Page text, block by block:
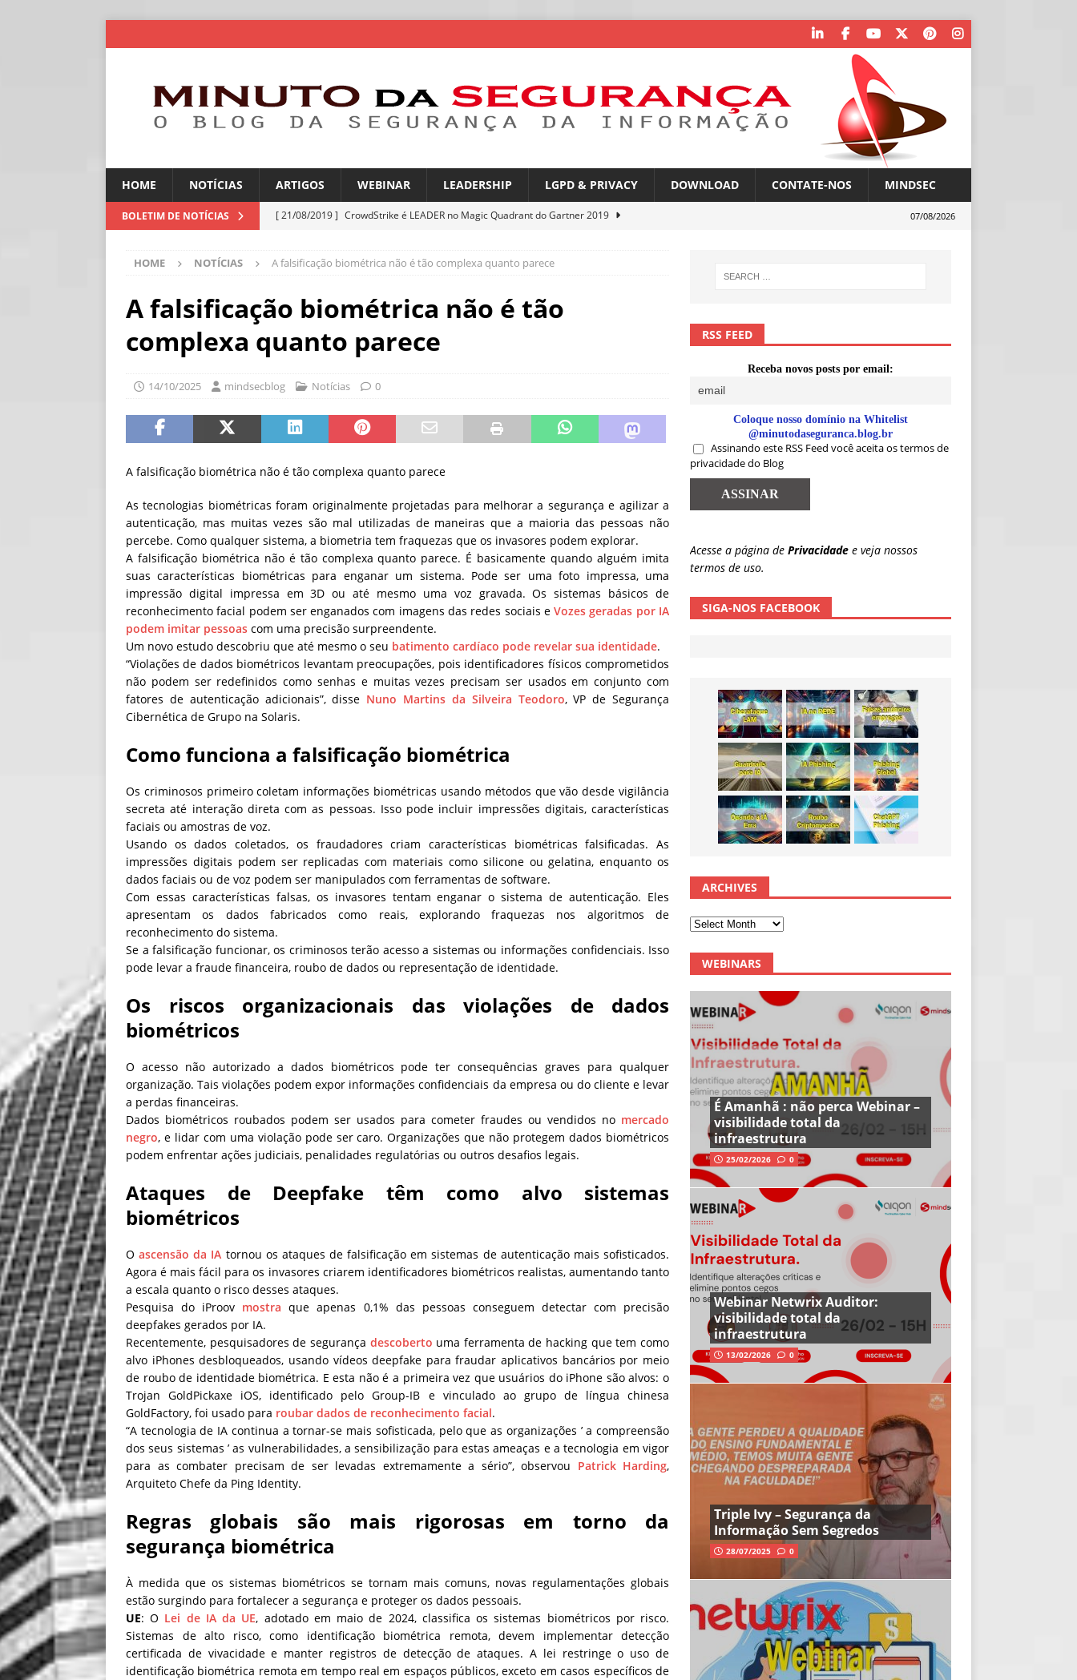
HOME NOTÍCIAS ARTIGOS WEBINAR LEADERSHIP LGPD & PRIVACY DOWNLOAD CONTATE-NOS MINDSEC
BOLETIM DE NOTÍCIAS [ 21/08/2019 ] CrowdStrike é LEADER no Magic Quadrant do Gartner 2019
[ 06/08/2026 ] América Latina é a segunda região mais exposta a ciberameaças
industriais
NOTÍCIAS
NOTÍCIAS
[ 06/08/2026 ]
[ 06/08/2026 ]
Sem guardrails, a autonomia da IA se torna um risco
NOTÍCIAS
07/08/2026
HOME NOTÍCIAS A falsificação biométrica não é tão complexa quanto parece
A falsificação biométrica não é tão
complexa quanto parece
14/10/2025 mindsecblog Notícias 0
A falsificação biométrica não é tão complexa quanto parece
As tecnologias biométricas foram originalmente projetadas para melhorar a segurança e agilizar a
autenticação, mas muitas vezes são mal utilizadas de maneiras que a maioria das pessoas não
percebe. Como qualquer sistema, a biometria tem fraquezas que os invasores podem explorar.
A falsificação biométrica não é tão complexa quanto parece. É basicamente quando alguém imita
suas características biométricas para enganar um sistema. Pode ser uma foto impressa, uma
impressão digital impressa em 3D ou até mesmo uma voz gravada. Os sistemas básicos de
reconhecimento facial podem ser enganados com imagens das redes sociais eVozes geradas por IA
podem imitar pessoas com uma precisão surpreendente.
Um novo estudo descobriu que até mesmo o seu batimento cardíaco pode revelar sua identidade.
“Violações de dados biométricos levantam preocupações, pois identificadores físicos comprometidos
não podem ser redefinidos como senhas e muitas vezes precisam ser usados em conjunto com
fatores de autenticação adicionais”, disse Nuno Martins da Silveira Teodoro, VP de Segurança
Cibernética de Grupo na Solaris.
Como funciona a falsificação biométrica
Os criminosos primeiro coletam informações biométricas usando métodos que vão desde vigilância
secreta até interação direta com as pessoas. Isso pode incluir impressões digitais, características
faciais ou amostras de voz.
Usando os dados coletados, os fraudadores criam características biométricas falsificadas. As
impressões digitais podem ser replicadas com materiais como silicone ou gelatina, enquanto os
dados faciais ou de voz podem ser manipulados com ferramentas de software.
Com essas características falsas, os invasores tentam enganar o sistema de autenticação. Eles
apresentam os dados fabricados como reais, explorando fraquezas nos algoritmos de
reconhecimento do sistema.
Se a falsificação funcionar, os criminosos terão acesso a sistemas ou informações confidenciais. Isso
pode levar a fraude financeira, roubo de dados ou representação de identidade.
Os riscos organizacionais das violações de dados
biométricos
O acesso não autorizado a dados biométricos pode ter consequências graves para qualquer
organização. Tais violações podem expor informações confidenciais da empresa ou do cliente e levar
a perdas financeiras.
Dados biométricos roubados podem ser usados para cometer fraudes ou vendidos no mercado
negro, e lidar com uma violação pode ser caro. Organizações que não protegem dados biométricos
podem enfrentar ações judiciais, penalidades regulatórias ou outros desafios legais.
Ataques de Deepfake têm como alvo sistemas
biométricos
Oascensão da IA tornou os ataques de falsificação em sistemas de autenticação mais sofisticados.
Agora é mais fácil para os invasores criarem identificadores biométricos realistas, aumentando tanto
a escala quanto o risco desses ataques.
Pesquisa do iProov mostra que apenas 0,1% das pessoas conseguem detectar com precisão
deepfakes gerados por IA.
Recentemente, pesquisadores de segurança descoberto uma ferramenta de hacking que tem como
alvo iPhones desbloqueados, usando vídeos deepfake para fraudar aplicativos bancários por meio
de roubo de identidade biométrica. E esta não é a primeira vez que usuários do iPhone são alvos: o
Trojan GoldPickaxe iOS, identificado pelo Group-IB e vinculado ao grupo de língua chinesa
GoldFactory, foi usado para roubar dados de reconhecimento facial.
“A tecnologia de IA continua a tornar-se mais sofisticada, pelo que as organizações ’ a compreensão
dos seus sistemas ’ as vulnerabilidades, a sensibilização para estas ameaças e a tecnologia em vigor
para as combater precisam de ser levadas extremamente a sério”, observou Patrick Harding,
Arquiteto Chefe da Ping Identity.
Regras globais são mais rigorosas em torno da
segurança biométrica
À medida que os sistemas biométricos se tornam mais comuns, novas regulamentações globais
estão surgindo para fortalecer a segurança e proteger os dados pessoais.
UE: O Lei de IA da UE, adotado em maio de 2024, classifica os sistemas biométricos por risco.
Sistemas de alto risco, como identificação biométrica remota, devem implementar detecção
certificada de vivacidade e manter registros de detecção de ataques. A lei restringe o uso de
identificação biométrica remota em tempo real em espaços públicos, exceto em casos específicos de
RSS FEED
Receba novos posts por email:
Coloque nosso domínio na Whitelist
@minutodaseguranca.blog.br
Assinando este RSS Feed você aceita os termos de
privacidade do Blog
Acesse a página de Privacidade e veja nossos
termos de uso.
SIGA-NOS FACEBOOK
ARCHIVES
WEBINARS
É Amanhã : não perca Webinar –
visibilidade total da
infraestrutura
25/02/2026 0
Webinar Netwrix Auditor:
visibilidade total da
infraestrutura
13/02/2026 0
Triple Ivy – Segurança da
Informação Sem Segredos
28/07/2025 0